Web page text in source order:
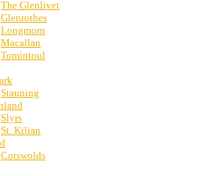
The Glenlivet
Glenrothes
Longmorn
Macallan
Tomintoul
Stauning
Slyrs
St. Kilian
Cotswolds